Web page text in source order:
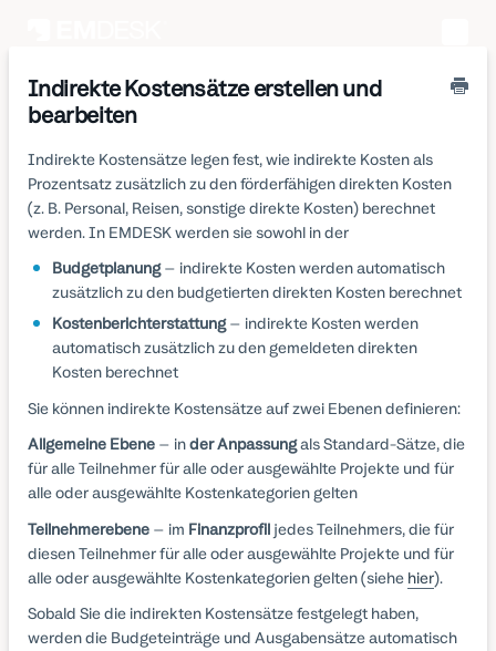
Indirekte Kostensätze erstellen und
bearbeiten
Indirekte Kostensätze legen fest, wie indirekte Kosten als
Prozentsatz zusätzlich zu den förderfähigen direkten Kosten
(z. B. Personal, Reisen, sonstige direkte Kosten) berechnet
werden. In EMDESK werden sie sowohl in der
Budgetplanung– indirekte Kosten werden automatisch
zusätzlich zu den budgetierten direkten Kosten berechnet
Kostenberichterstattung– indirekte Kosten werden
automatisch zusätzlich zu den gemeldeten direkten
Kosten berechnet
Sie können indirekte Kostensätze auf zwei Ebenen definieren:
Allgemeine Ebene – inder Anpassungals Standard-Sätze, die
für alle Teilnehmer für alle oder ausgewählte Projekte und für
alle oder ausgewählte Kostenkategorien gelten
Teilnehmerebene – im Finanzprofil jedes Teilnehmers, die für
diesen Teilnehmer für alle oder ausgewählte Projekte und für
alle oder ausgewählte Kostenkategorien gelten (siehe hier).
Sobald Sie die indirekten Kostensätze festgelegt haben,
werden die Budgeteinträge und Ausgabensätze automatisch